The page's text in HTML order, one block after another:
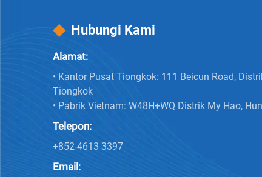
Hubungi Kami
Alamat:
• Kantor Pusat Tiongkok: 111 Beicun Road,
Tiongkok
• Pabrik Vietnam: W48H+WQ Distrik My Hao,
Telepon:
+852-4613 3397
Email: